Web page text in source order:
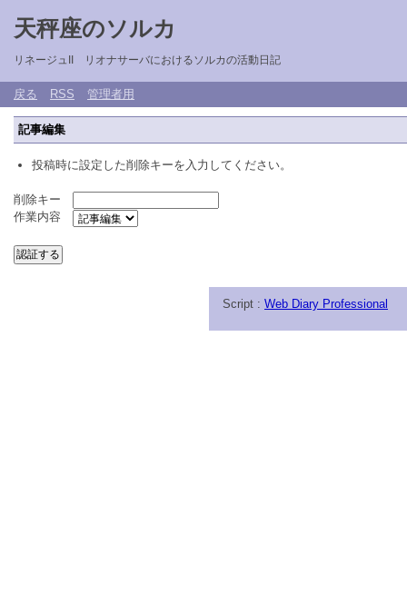
天秤座のソルカ
リネージュII リオナサーバにおけるソルカの活動日記
戻る RSS 管理者用
記事編集
投稿時に設定した削除キーを入力してください。
削除キー
作業内容
Script : Web Diary Professional